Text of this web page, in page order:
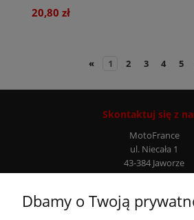
20,80 zł
« 1 2 3 4 5
Skontaktuj się z
MotoFrance
ul. Niecała 1
43-384 Jaworze
Infolinia: +48 507 777
Moje konto
Dbamy o Twoją